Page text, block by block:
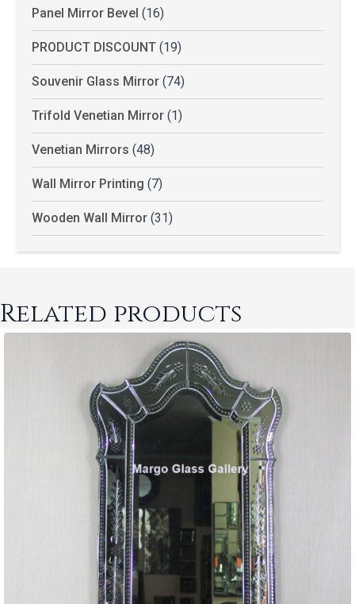
Panel Mirror Bevel (16)
PRODUCT DISCOUNT (19)
Souvenir Glass Mirror (74)
Trifold Venetian Mirror (1)
Venetian Mirrors (48)
Wall Mirror Printing (7)
Wooden Wall Mirror (31)
Related products